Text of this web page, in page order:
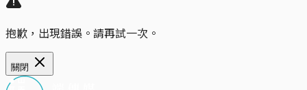
抱歉，出現錯誤。請再試一次。
關閉